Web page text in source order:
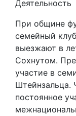
Деятельность
При общине
семейный
выезжают в
Сохнутом.
участие в
постоянное